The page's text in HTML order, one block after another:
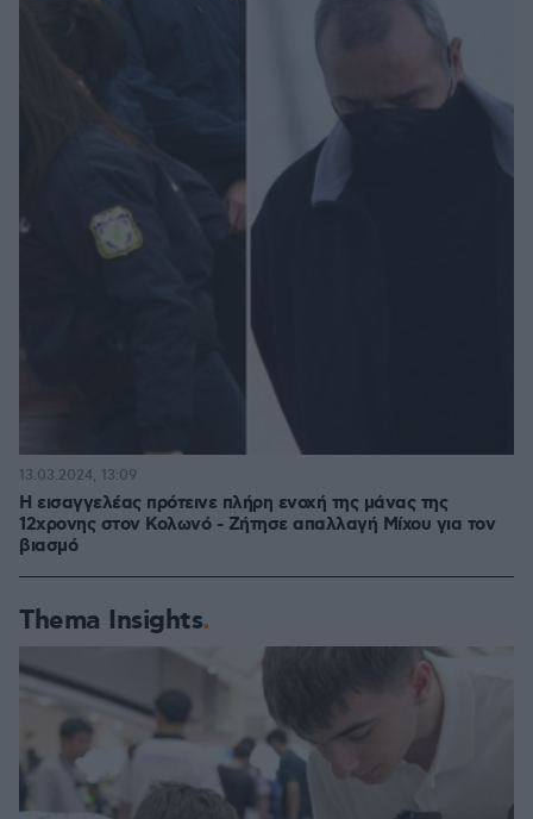
Η εισαγγελέας πρότεινε πλήρη ενοχή της μάνας της
12χρονης στον Κολωνό - Ζήτησε απαλλαγή Mίχου για τον
βιασμό
13.03.2024, 13:09
Thema Insights